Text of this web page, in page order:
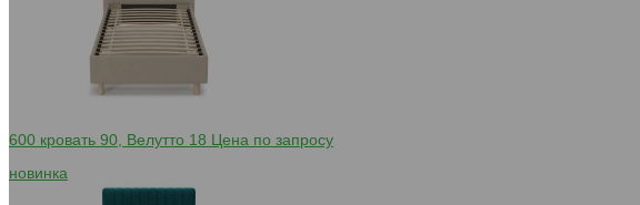
600 кровать 90, Велутто 18 Цена по запросу
новинка